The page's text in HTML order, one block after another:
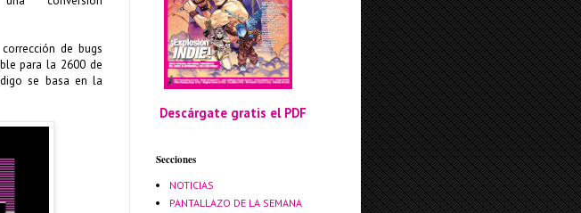
de bugs
para la 2600 de
se basa en la
Descárgate gratis el PDF
Secciones
NOTICIAS
PANTALLAZO DE LA SEMANA